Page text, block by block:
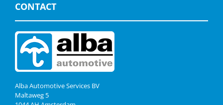
CONTACT
Alba Automotive Services BV
Maltaweg 5